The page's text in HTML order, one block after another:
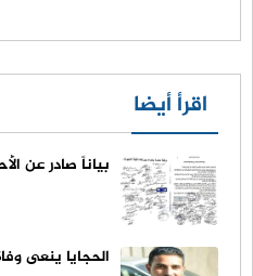
اقرأ أيضا
بياناً صادر عن
الحجايا ينعى